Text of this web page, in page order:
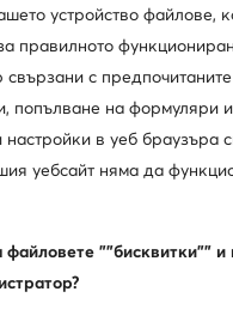
устройство файлове,
правилното
с
попълване на формуляри
в уеб браузъра
уебсайт няма да
файловете ""бисквитки""